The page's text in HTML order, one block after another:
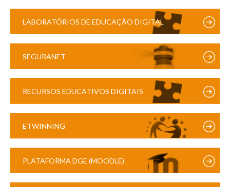
LABORATÓRIOS DE EDUCAÇÃO DIGITAL
SEGURANET
RECURSOS EDUCATIVOS DIGITAIS
ETWINNING
PLATAFORMA DGE (MOODLE)